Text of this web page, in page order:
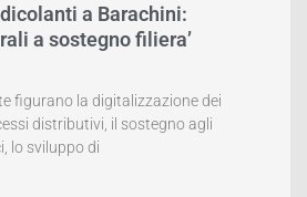
a Barachini:
a sostegno filiera’
figurano la digitalizzazione dei
distributivi, il sostegno agli
lo sviluppo di